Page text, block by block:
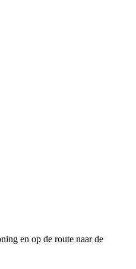
en op de route naar de